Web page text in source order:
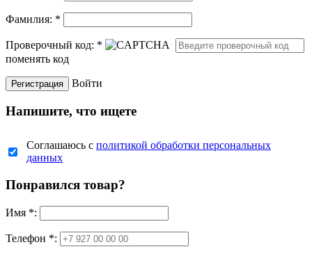
Фамилия: *
Проверочный код: *
поменять код
Войти
Напишите, что ищете
Соглашаюсь с политикой обработки персональных
данных
Понравился товар?
Имя *:
Телефон *: